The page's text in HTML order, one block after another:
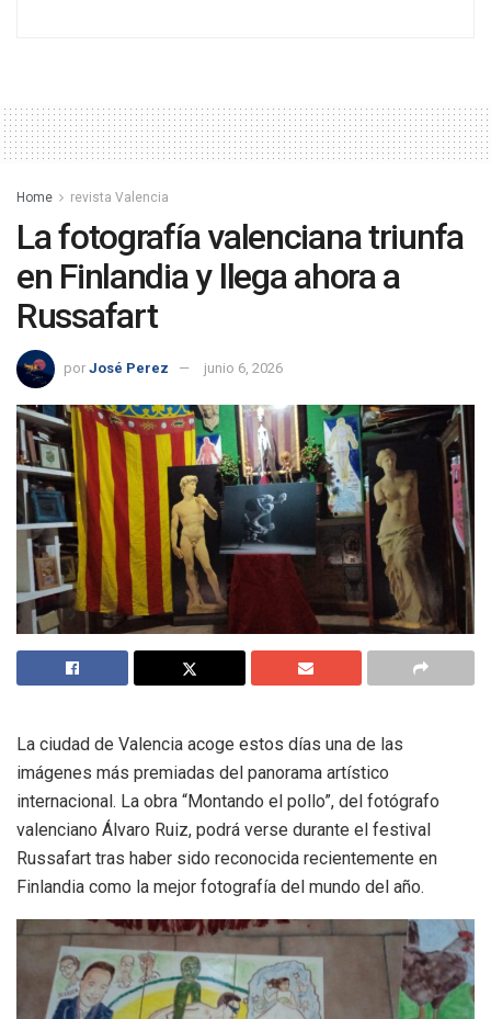
Home revista Valencia
La fotografía valenciana triunfa
en Finlandia y llega ahora a
Russafart
por José Perez junio 6, 2026
La ciudad de Valencia acoge estos días una de las
imágenes más premiadas del panorama artístico
internacional. La obra “Montando el pollo”, del fotógrafo
valenciano Álvaro Ruiz, podrá verse durante el festival
Russafart tras haber sido reconocida recientemente en
Finlandia como la mejor fotografía del mundo del año.